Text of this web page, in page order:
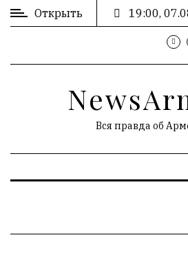
/
Открыть
19:00,
Вся правда об